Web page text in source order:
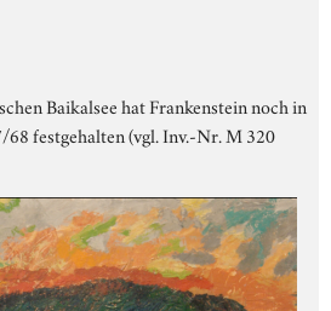
Baikalsee hat Frankenstein noch in
festgehalten (vgl. Inv.-Nr. M 320